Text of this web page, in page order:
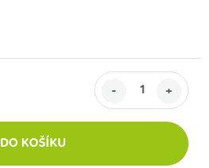
DO KOŠÍKU